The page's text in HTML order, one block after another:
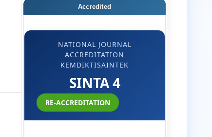
Accredited
NATIONAL JOURNAL
ACCREDITATION
KEMDIKTISAINTEK
SINTA 4
RE-ACCREDITATION